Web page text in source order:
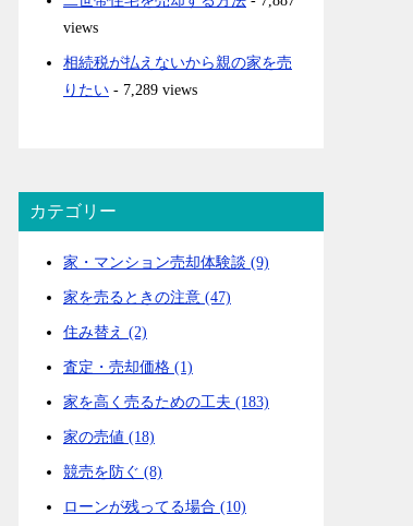
views
相続税が払えないから親の家を売
りたい - 7,289 views
カテゴリー
家・マンション売却体験談 (9)
家を売るときの注意 (47)
住み替え (2)
査定・売却価格 (1)
家を高く売るための工夫 (183)
家の売値 (18)
競売を防ぐ (8)
ローンが残ってる場合 (10)